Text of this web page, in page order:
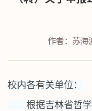
作者：苏海
校内各有关单位：
根据吉林省哲学